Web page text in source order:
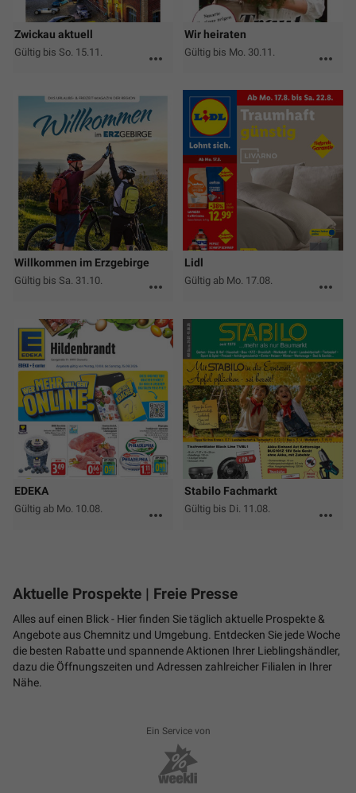
Zwickau aktuell
Gültig bis So. 15.11. more_horiz
Wir heiraten
Gültig bis Mo. 30.11. more_horiz
Willkommen im Erzgebirge
Gültig bis Sa. 31.10. more_horiz
Lidl
Gültig ab Mo. 17.08. more_horiz
EDEKA
Gültig ab Mo. 10.08. more_horiz
Stabilo Fachmarkt
Gültig bis Di. 11.08. more_horiz
Aktuelle Prospekte | Freie Presse
Alles auf einen Blick - Hier finden Sie täglich aktuelle Prospekte &
Angebote aus Chemnitz und Umgebung. Entdecken Sie jede Woche
die besten Rabatte und spannende Aktionen Ihrer Lieblingshändler,
dazu die Öffnungszeiten und Adressen zahlreicher Filialen in Ihrer
Nähe.
Ein Service von